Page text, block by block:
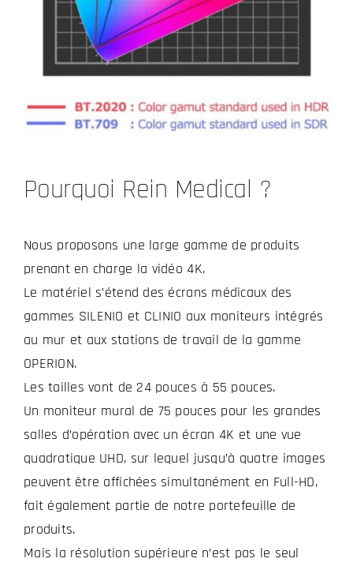
Pourquoi Rein Medical ?
Nous proposons une large gamme de produits
prenant en charge la vidéo 4K.
Le matériel s’étend des écrans médicaux des
gammes SILENIO et CLINIO aux moniteurs intégrés
au mur et aux stations de travail de la gamme
OPERION.
Les tailles vont de 24 pouces à 55 pouces.
Un moniteur mural de 75 pouces pour les grandes
salles d’opération avec un écran 4K et une vue
quadratique UHD, sur lequel jusqu’à quatre images
peuvent être affichées simultanément en Full-HD,
fait également partie de notre portefeuille de
produits.
Mais la résolution supérieure n’est pas le seul